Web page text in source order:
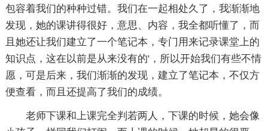
包容着我们的种种过错。我们在一起相处久了，我渐渐地
发现，她的课讲得很好，意思、内容，我全都听懂了，而
且她还让我们建立了一个笔记本，专门用来记录课堂上的
知识点，这在以前是从来没有的'，所以开始我们有些不情
愿，可是后来，我们渐渐的发现，建立了笔记本，不仅方
便查看，而且还提高了我们的成绩。
老师下课和上课完全判若两人，下课的时候，她会像